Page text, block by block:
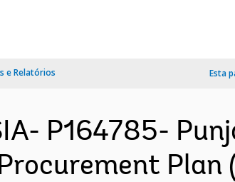
e Relatórios Esta
P164785-
Plan